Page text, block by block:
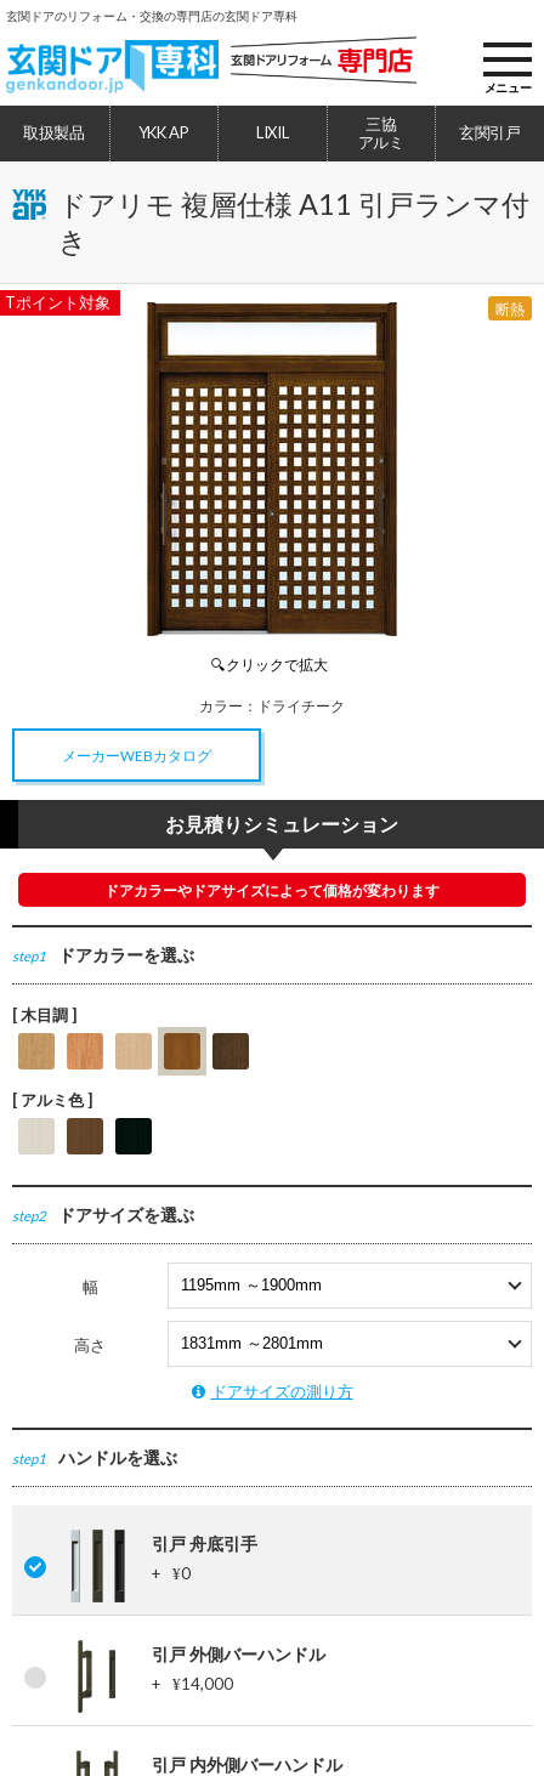
玄関ドアのリフォーム・交換の専門店の玄関ドア専科
メニュー
取扱製品 YKK AP LIXIL
三協
アルミ
玄関引戸
ドアリモ 複層仕様 A11 引戸ランマ付
き
断熱
Tポイント対象
カラー： ドライチーク
メーカーWEBカタログ
お見積りシミュレーション
ドアカラーやドアサイズによって価格が変わります
step1 ドアカラーを選ぶ
[ 木目調 ]
[ アルミ色 ]
step2 ドアサイズを選ぶ
幅
高さ
ドアサイズの測り方
step1 ハンドルを選ぶ
引戸 舟底引手
+ ¥0
引戸 外側バーハンドル
+ ¥14,000
引戸 内外側バーハンドル